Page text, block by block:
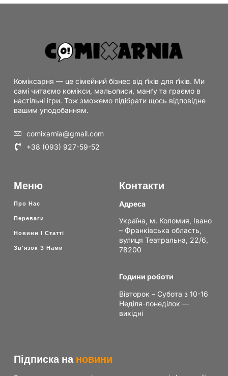
Коміксарня — це сімейний бізнес від ґіків для ґіків. Ми
самі читаємо комікси, мальописи, манґу та граємо в
настільні ігри. Тож зможемо підібрати щось відповідне
вашим уподобанням.
comixarnia@gmail.com
+38 (093) 927-59-52
Меню
Про Нас
Переваги
Новини І Статті
Зв'язок З Нами
Контакти
Адреса
Україна, м. Коломия, Івано
– Франківська область,
вулиця Театральна, 22/6,
78200
Години роботи
Вівторок – Субота з 10-16
Неділя-понеділок —
вихідні
Підписка на новини